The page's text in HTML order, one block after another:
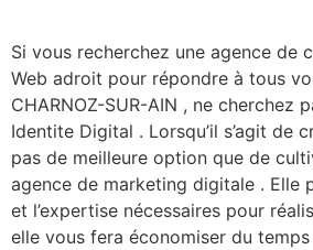
Si vous recherchez une agence de
Web adroit pour répondre à tous
CHARNOZ-SUR-AIN , ne cherchez
Identite Digital . Lorsqu’il s’agit de
pas de meilleure option que de
agence de marketing digitale . Elle
et l’expertise nécessaires pour
elle vous fera économiser du temps